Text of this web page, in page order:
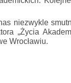
niezwykle
„Życia
Wrocławiu.